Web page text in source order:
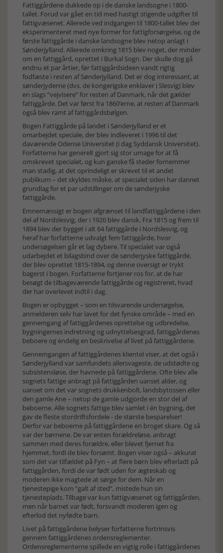
Fattiggårdene dukkede op i de danske landsogne i 1800-
tallet. Forud var gået en tid med hastigt stigende udgifter til
fattigvæsenet. Allerede ved indgangen til 1800-tallet blev der
eksperimenteret med nye former for fattigforsørgelse, og de
første fattiggårde i danske landsogne blev netop anlagt i
Sønderjylland. Allerede omkring 1815 blev noget, der minder
om en fattiggård, oprettet i Burkal Sogn. Der skulle dog gå
endnu et par årtier, før fattiggårdsideen vandt rigtig
fodfæste i resten af Sønderjylland. Det er dog interessant, at
sønderjyderne (dvs. de kongerigske enklaver i Slesvig) blev
en slags ”vejvisere” for resten af Danmark, når det gælder
fattiggårde. Det var først fra 1860’erne, at resten af Danmark
også blev ramt af fattiggårdsbølgen.
Bogen Fattiggårde på landet i Sønderjylland er et
omarbejdet speciale, der blev indleveret i 1996 til det
daværende Odense Universitet (i dag Syddansk Universitet).
Forfatterne har generelt gjort sig stor umage for at få
omskrevet specialet, og kun ganske få steder fornemmer
man stadig, at det oprindeligt er skrevet til et andet
publikum – det skyldes måske, at specialet siden har dannet
grundlag for et par udstillinger om de sønderjyske
fattiggårde.
Emnemæssigt er bogen afgrænset til landfattiggårdene i den
del af Nordslesvig, der i 1920 blev dansk. Fra 1815 og frem til
1894 blev der bygget i alt 64 fattiggårde i Nordslesvig, og
heraf har forfatterne udvalgt fem fattiggårde, hvor
undersøgelsen går et lag dybere. Til specialet var også
udarbejdet et bilagsbind over de sønderjyske fattiggårde,
der blev oprettet 1815-1894, og denne oversigt er trykt
bagerst i bogen. Forfatterne fortjener ros for, at de har
besøgt de tilbageværende fattiggårde og registreret, hvad
der har overlevet indtil i dag.
Bogen er opbygget – som en tilsvarende undersøgelse,
anmelderen selv har lavet for det fynske område – med en
gennemgang af fattiggårdenes oprettelse og udbredelse,
bygningernes indretning og udnyttelsesgrad, fattiggårdenes
beboere og endelig en beskrivelse af livet på fattiggårdene.
Gennemgangen af fattiggårdenes klientel viser, at det også i
Sønderjylland var samfundets allersvageste, de udstødte og
subsistensløse, der havnede på fattiggårdene. Ofte blev alle
sognets fattige anbragt på fattiggården uanset alder, og
uanset om det var sognets drukkenbolt, landsbytossen eller
den gamle Ane – netop de gamle udgjorde en stor del af
beboerne. Alle sognets fattige blev samlet i én bygning, det
gav de fleste stordriftsfordele - de største besparelser!
Derfor var beboerne på fattiggårdene en broget skare. Og så
var der børnene. De var enten forældreløse, anbragt
sammen med deres forældre, eller blevet fjernet fra
hjemmet, fordi de blev forsømt. Bogen viser også – akkurat
som det var tilfældet på Fyn – at flere børn blev efterladt på
fattiggården, fordi de var født uden for ægteskab og
moderen ikke magtede at sørge for dem. Når en
tjenestepige kom ”galt af sted”, mistede hun sin
tjenesteplads. Tilbage var kun fattigvæsenet og fattiggården,
men når barnet var født, forsvandt moderen igen og
efterlod det nyfødte barn.
Livet på fattiggårdene belyser forfatterne fortrinsvis
gennem fattiggårdenes ordensreglementer.
Ordensreglementerne spillede en vigtig rolle i fattiggårdenes